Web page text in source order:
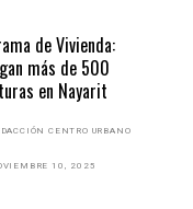
de Vivienda:
más de 500
en Nayarit
CENTRO URBANO
10, 2025